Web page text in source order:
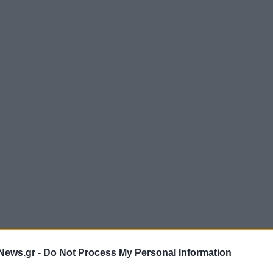
- Do Not Process My Personal Information